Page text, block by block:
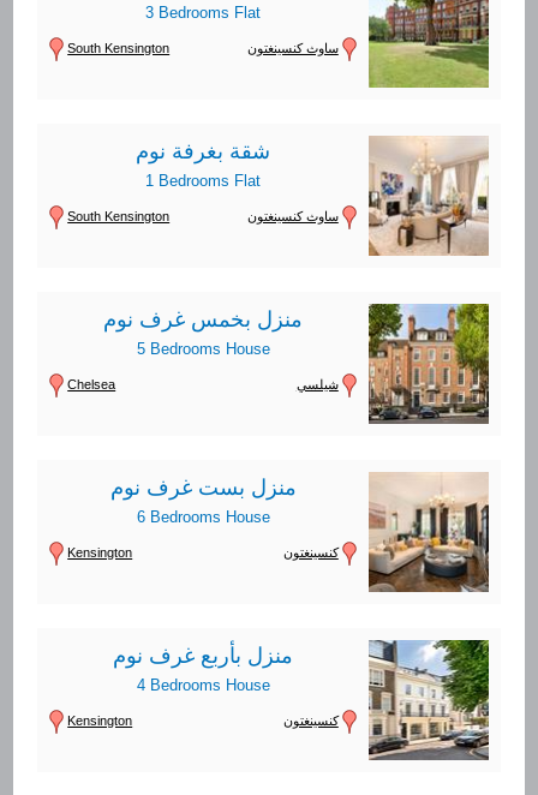
3 Bedrooms Flat
ساوث كنسينغتون South Kensington
شقة بغرفة نوم
1 Bedrooms Flat
ساوث كنسينغتون South Kensington
منزل بخمس غرف نوم
5 Bedrooms House
شيلسي Chelsea
منزل بست غرف نوم
6 Bedrooms House
كنسينغتون Kensington
منزل بأربع غرف نوم
4 Bedrooms House
كنسينغتون Kensington